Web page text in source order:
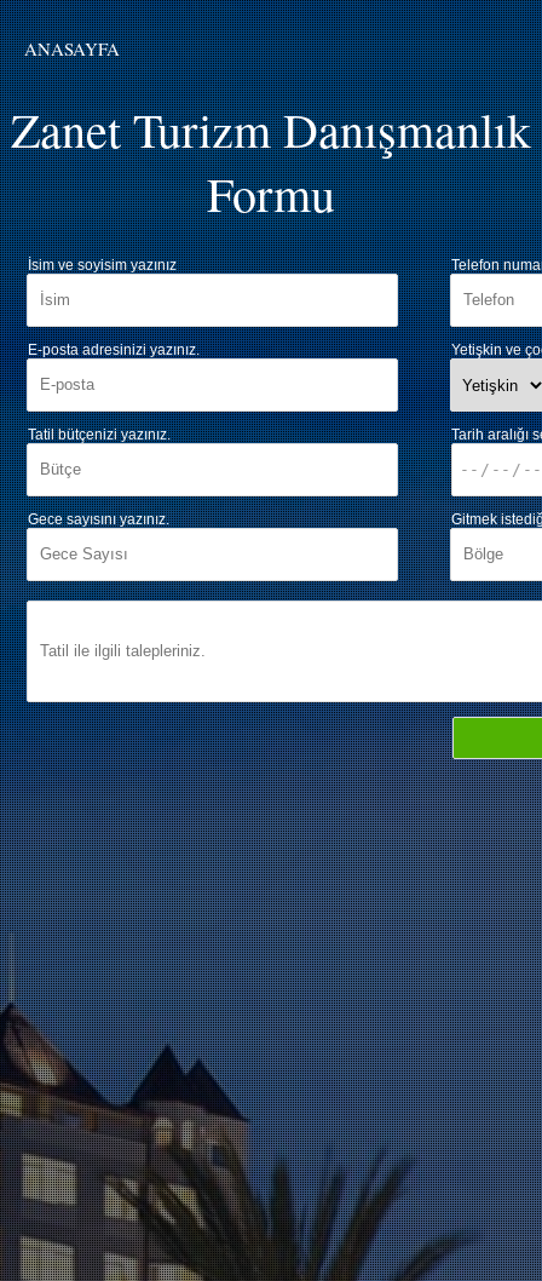
ANASAYFA
Zanet Turizm Danışmanlık
Formu
İsim ve soyisim yazınız Telefon
E-posta adresinizi yazınız. Yetişkin ve
Tatil bütçenizi yazınız. Tarih aralığı
Gece sayısını yazınız. Gitmek